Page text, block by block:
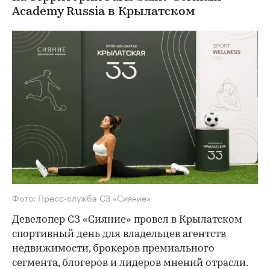
Academy Russia в Крылатском
Фото: Пресс-служба СЗ «Сияние»
Девелопер СЗ «Сияние» провел в Крылатском
спортивный день для владельцев агентств
недвижимости, брокеров премиального
сегмента, блогеров и лидеров мнений отрасли.